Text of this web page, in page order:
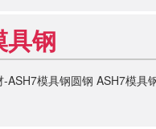
钢
ASH7模具钢圆钢 ASH7模具